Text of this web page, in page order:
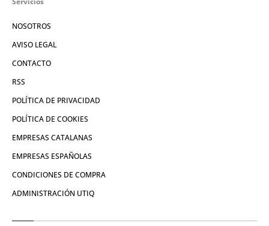
NOSOTROS
AVISO LEGAL
CONTACTO
RSS
POLÍTICA DE PRIVACIDAD
POLÍTICA DE COOKIES
EMPRESAS CATALANAS
EMPRESAS ESPAÑOLAS
CONDICIONES DE COMPRA
ADMINISTRACIÓN UTIQ